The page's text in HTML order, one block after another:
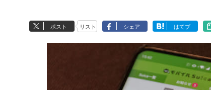
ポスト リスト シェア はてブ